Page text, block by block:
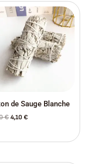
de Sauge Blanche
€
Le
prix
initial
était :
4,90 €.
4,10 €
prix
actuel
est :
4,10 €.